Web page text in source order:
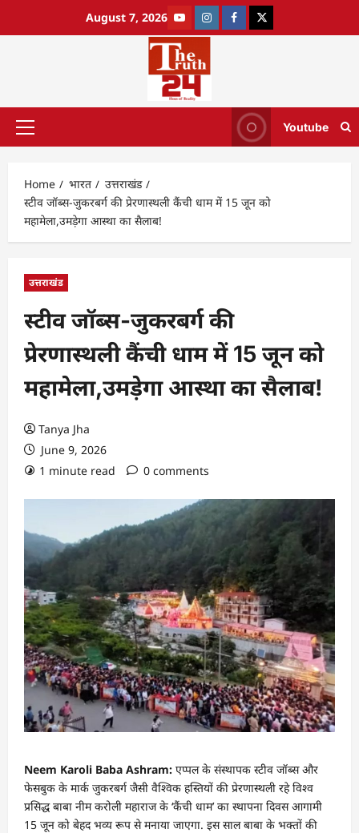
August 7, 2026
Youtube
Home भारत
उत्तराखंड
स्टीव जॉब्स-जुकरबर्ग की प्रेरणास्थली कैंची धाम में 15 जून को
महामेला,उमड़ेगा आस्था का सैलाब!
उत्तराखंड
स्टीव जॉब्स-जुकरबर्ग की
प्रेरणास्थली कैंची धाम में 15 जून को
महामेला,उमड़ेगा आस्था का सैलाब!
Tanya Jha
June 9, 2026
1 minute read
0 comments
Neem Karoli Baba Ashram: एप्पल के संस्थापक स्टीव जॉब्स और
फेसबुक के मार्क जुकरबर्ग जैसी वैश्विक हस्तियों की प्रेरणास्थली रहे विश्व
प्रसिद्ध बाबा नीम करोली महाराज के ‘कैंची धाम’ का स्थापना दिवस आगामी
15 जून को बेहद भव्य रूप से मनाया जाएगा. इस साल बाबा के भक्तों की